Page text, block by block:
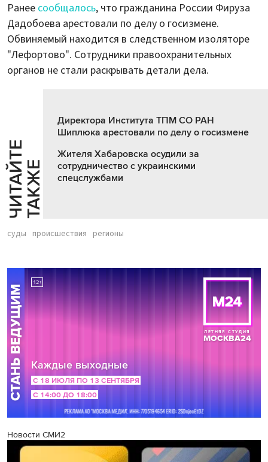
Ранее сообщалось, что гражданина России Фируза
Дадобоева арестовали по делу о госизмене.
Обвиняемый находится в следственном изоляторе
"Лефортово". Сотрудники правоохранительных
органов не стали раскрывать детали дела.
Ч
И
Т
АЙ
Т
Е
Т
А
К
ЖЕ
Директора Института ТПМ СО РАН
Шиплюка арестовали по делу о госизмене
Жителя Хабаровска осудили за
сотрудничество с украинскими
спецслужбами
суды происшествия регионы
Новости СМИ2